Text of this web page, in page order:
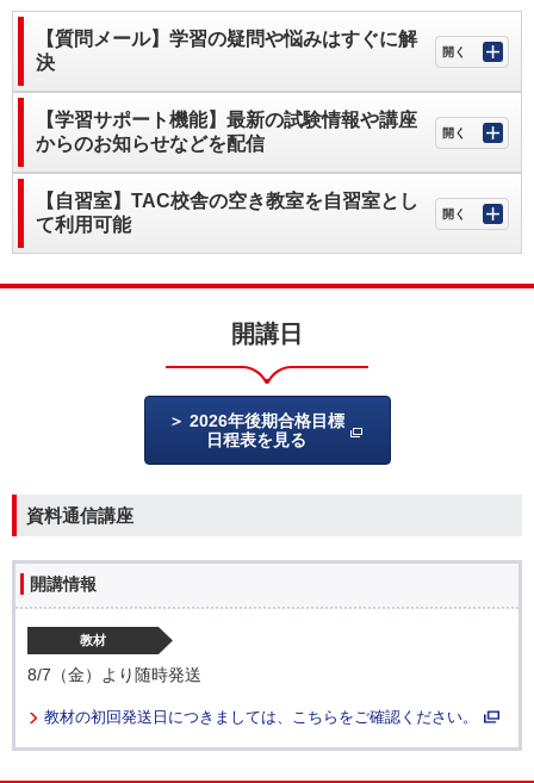
【質問メール】学習の疑問や悩みはすぐに解
決
【学習サポート機能】最新の試験情報や講座
からのお知らせなどを配信
【自習室】TAC校舎の空き教室を自習室とし
て利用可能
開講日
2026年後期合格目標
日程表を見る
資料通信講座
開講情報
教材
8/7（金）より随時発送
教材の初回発送日につきましては、こちらをご確認ください。